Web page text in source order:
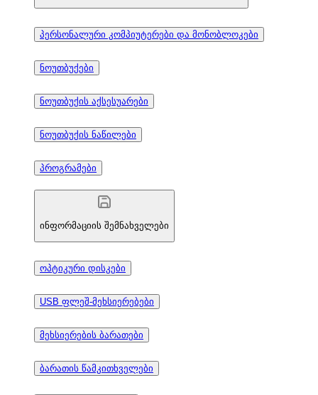
პერსონალური კომპიუტერები და მონობლოკები
ნოუთბუქები
ნოუთბუქის აქსესუარები
ნოუთბუქის ნაწილები
პროგრამები
ინფორმაციის შემნახველები
ოპტიკური დისკები
USB ფლეშ-მეხსიერებები
მეხსიერების ბარათები
ბარათის წამკითხველები